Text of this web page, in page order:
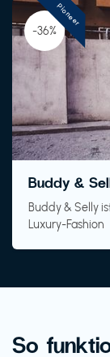
-36%
Buddy &
Buddy & Selly
Luxury-Fashion
Pioneer
So